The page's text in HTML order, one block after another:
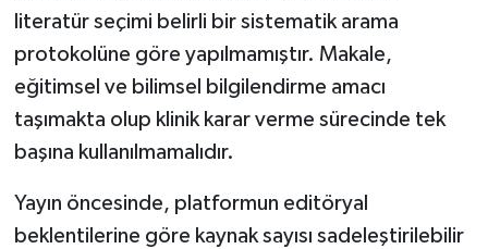
literatür seçimi belirli bir sistematik arama
protokolüne göre yapılmamıştır. Makale,
eğitimsel ve bilimsel bilgilendirme amacı
taşımakta olup klinik karar verme sürecinde tek
başına kullanılmamalıdır.
Yayın öncesinde, platformun editöryal
beklentilerine göre kaynak sayısı sadeleştirilebilir